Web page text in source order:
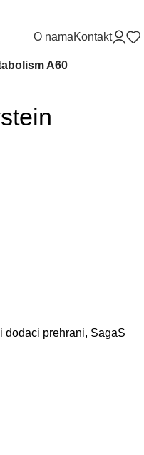
O namaKontakt
A60
dodaci prehrani, SagaS